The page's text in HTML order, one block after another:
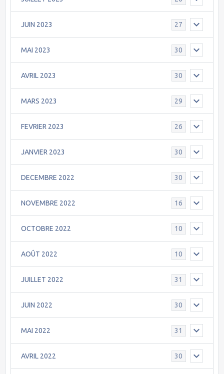
JUIN 2023 27
MAI 2023 30
AVRIL 2023 30
MARS 2023 29
FEVRIER 2023 26
JANVIER 2023 30
DECEMBRE 2022 30
NOVEMBRE 2022 16
OCTOBRE 2022 10
AOÛT 2022 10
JUILLET 2022 31
JUIN 2022 30
MAI 2022 31
AVRIL 2022 30